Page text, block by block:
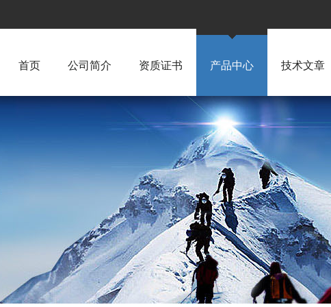
首页 公司简介 资质证书 产品中心 技术文章